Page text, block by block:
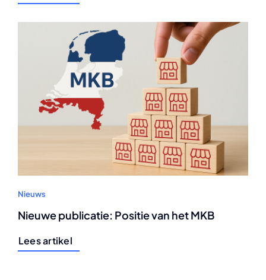
Nieuws
Nieuwe publicatie: Positie van het MKB
Lees artikel